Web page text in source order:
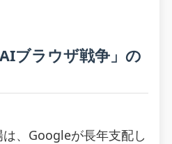
ブラウザ戦争」の
、Googleが長年支配し